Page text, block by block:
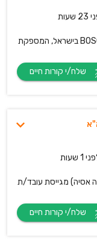
שעות
לדיקו טכנולוגיות, מקבוצת לדיקו הנציגה של BOSCH בישראל, המספקת
1 שעות
אסיה) מגייסת עובד/ת